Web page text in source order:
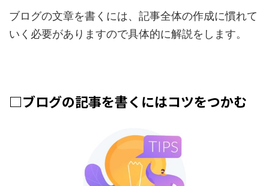
ブログの文章を書くには、記事全体の作成に慣れて
いく必要がありますので具体的に解説をします。
□ブログの記事を書くにはコツをつかむ